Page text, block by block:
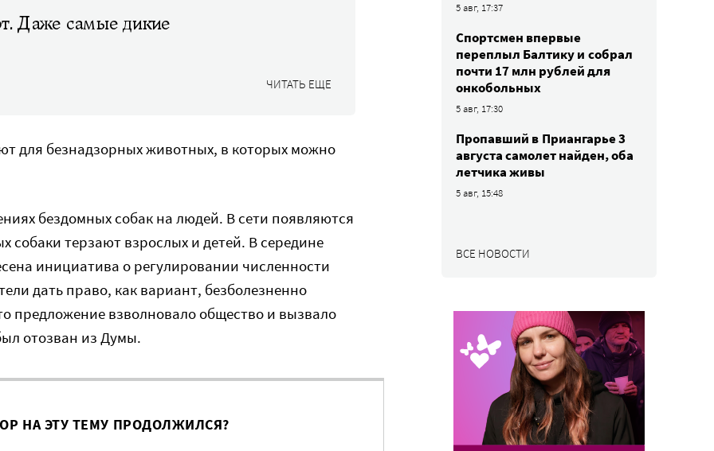
Даже самые дикие
ЧИТАТЬ ЕЩЕ
для безнадзорных животных, в которых можно
бездомных собак на людей. В сети появляются
терзают взрослых и детей. В середине
инициатива о регулировании численности
дать право, как вариант, безболезненно
предложение взволновало общество и вызвало
отозван из Думы.
НА ЭТУ ТЕМУ ПРОДОЛЖИЛСЯ?
5 авг, 17:37
Спортсмен впервые
переплыл Балтику и собрал
почти 17 млн рублей для
онкобольных
5 авг, 17:30
Пропавший в Приангарье 3
августа самолет найден, оба
летчика живы
5 авг, 15:48
ВСЕ НОВОСТИ